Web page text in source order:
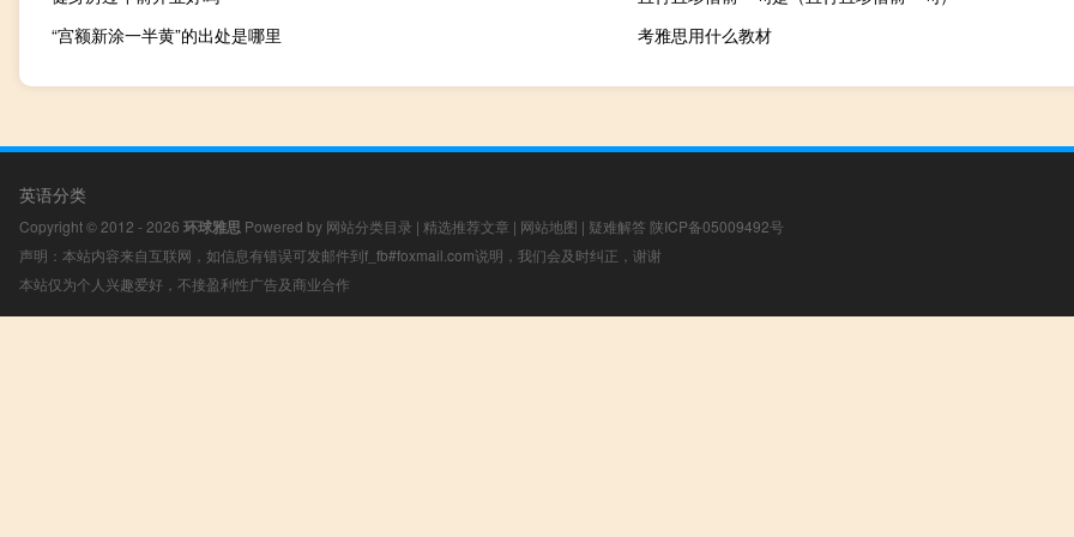
“宫额新涂一半黄”的出处是哪里
考雅思用什么教材
英语分类
Copyright © 2012 - 2026 环球雅思 Powered by 网站分类目录 | 精选推荐文章 | 网站地图 | 疑难解答 陕ICP备05009492号
声明：本站内容来自互联网，如信息有错误可发邮件到f_fb#foxmail.com说明，我们会及时纠正，谢谢
本站仅为个人兴趣爱好，不接盈利性广告及商业合作